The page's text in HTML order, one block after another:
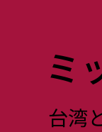
ミ
台湾